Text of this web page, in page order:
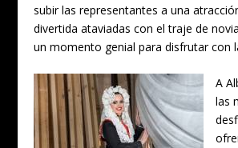
subir las representantes a una
divertida ataviadas con el traje de
un momento genial para disfrutar con
A
las